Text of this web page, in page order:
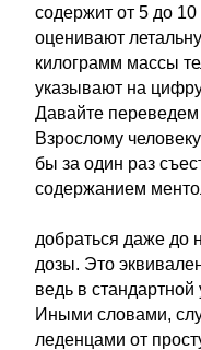
содержит от 5 до 10
оценивают
килограмм массы
указывают на
Давайте переведем
Взрослому
бы за один раз
содержанием
добраться даже до
дозы. Это
ведь в
Иными словами,
леденцами от